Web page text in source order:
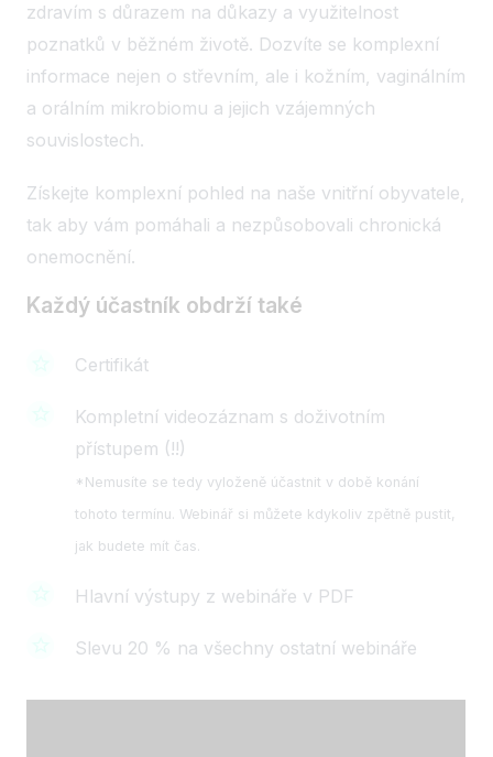
zdravím s důrazem na důkazy a využitelnost
poznatků v běžném životě. Dozvíte se komplexní
informace nejen o střevním, ale i kožním, vaginálním
a orálním mikrobiomu a jejich vzájemných
souvislostech.
Získejte komplexní pohled na naše vnitřní obyvatele,
tak aby vám pomáhali a nezpůsobovali chronická
onemocnění.
Každý účastník obdrží také
Certifikát
Kompletní videozáznam s doživotním
přístupem (!!)
*Nemusíte se tedy vyloženě účastnit v době konání
tohoto termínu. Webinář si můžete kdykoliv zpětně pustit,
jak budete mít čas.
Hlavní výstupy z webináře v PDF
Slevu 20 % na všechny ostatní webináře